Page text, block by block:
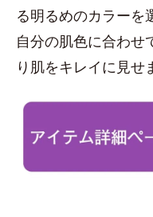
る明るめのカラー
自分の肌色に合わせ
り肌をキレイに見せ